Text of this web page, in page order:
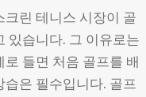
린 테니스 시장이 골
있습니다. 그 이유로는
들면 처음 골프를 배
은 필수입니다. 골프